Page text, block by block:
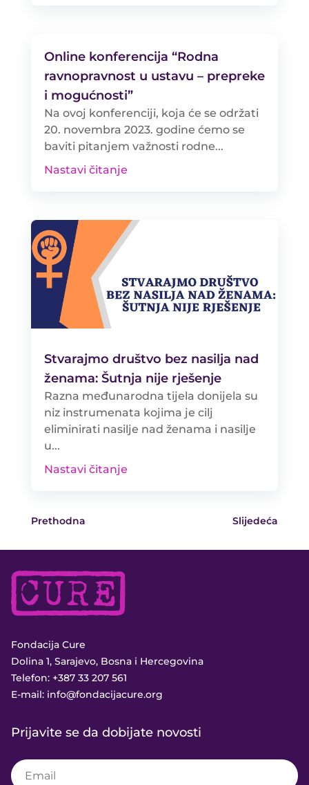
Online konferencija “Rodna
ravnopravnost u ustavu – prepreke
i mogućnosti”
Na ovoj konferenciji, koja će se održati
20. novembra 2023. godine ćemo se
baviti pitanjem važnosti rodne...
Nastavi čitanje
Stvarajmo društvo bez nasilja nad
ženama: Šutnja nije rješenje
Razna međunarodna tijela donijela su
niz instrumenata kojima je cilj
eliminirati nasilje nad ženama i nasilje
u...
Nastavi čitanje
Prethodna Slijedeća
Fondacija Cure
Dolina 1, Sarajevo, Bosna i Hercegovina
Telefon: +387 33 207 561
E-mail: info@fondacijacure.org
Prijavite se da dobijate novosti